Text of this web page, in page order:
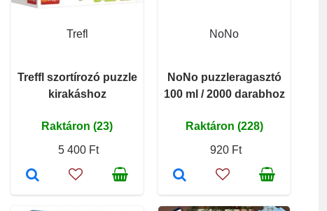
Trefl
Treffl szortírozó puzzle
kirakáshoz
Raktáron (23)
5 400 Ft
NoNo
NoNo puzzleragasztó
100 ml / 2000 darabhoz
Raktáron (228)
920 Ft